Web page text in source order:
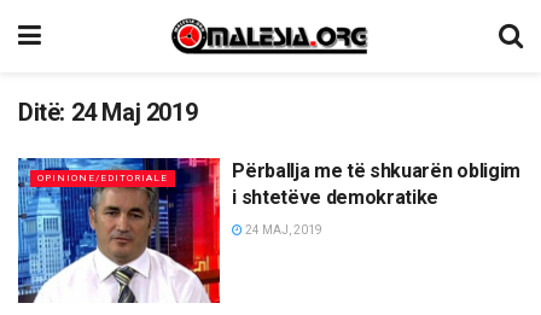
Ditë: 24 Maj 2019
OPINIONE/EDITORIALE
Përballja me të shkuarën obligim
i shtetëve demokratike
24 MAJ, 2019